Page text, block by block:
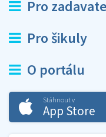
Pro
Pro šikuly
O portálu
Stáhnout v
App Store